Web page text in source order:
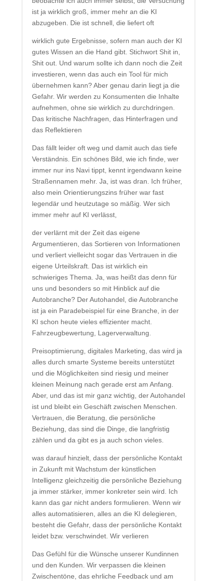
ist ja wirklich groß, immer mehr an die KI
abzugeben. Die ist schnell, die liefert oft
wirklich gute Ergebnisse, sofern man auch der KI
gutes Wissen an die Hand gibt. Stichwort Shit in,
Shit out. Und warum sollte ich dann noch die Zeit
investieren, wenn das auch ein Tool für mich
übernehmen kann? Aber genau darin liegt ja die
Gefahr. Wir werden zu Konsumenten die Inhalte
aufnehmen, ohne sie wirklich zu durchdringen.
Das kritische Nachfragen, das Hinterfragen und
das Reflektieren
Das fällt leider oft weg und damit auch das tiefe
Verständnis. Ein schönes Bild, wie ich finde, wer
immer nur ins Navi tippt, kennt irgendwann keine
Straßennamen mehr. Ja, ist was dran. Ich früher,
also mein Orientierungszins früher war fast
legendär und heutzutage so mäßig. Wer sich
immer mehr auf KI verlässt,
der verlärnt mit der Zeit das eigene
Argumentieren, das Sortieren von Informationen
und verliert vielleicht sogar das Vertrauen in die
eigene Urteilskraft. Das ist wirklich ein
schwieriges Thema. Ja, was heißt das denn für
uns und besonders so mit Hinblick auf die
Autobranche? Der Autohandel, die Autobranche
ist ja ein Paradebeispiel für eine Branche, in der
KI schon heute vieles effizienter macht.
Fahrzeugbewertung, Lagerverwaltung.
Preisoptimierung, digitales Marketing, das wird ja
alles durch smarte Systeme bereits unterstützt
und die Möglichkeiten sind riesig und meiner
kleinen Meinung nach gerade erst am Anfang.
Aber, und das ist mir ganz wichtig, der Autohandel
ist und bleibt ein Geschäft zwischen Menschen.
Vertrauen, die Beratung, die persönliche
Beziehung, das sind die Dinge, die langfristig
zählen und da gibt es ja auch schon vieles.
was darauf hinzielt, dass der persönliche Kontakt
in Zukunft mit Wachstum der künstlichen
Intelligenz gleichzeitig die persönliche Beziehung
ja immer stärker, immer konkreter sein wird. Ich
kann das gar nicht anders formulieren. Wenn wir
alles automatisieren, alles an die KI delegieren,
besteht die Gefahr, dass der persönliche Kontakt
leidet bzw. verschwindet. Wir verlieren
Das Gefühl für die Wünsche unserer Kundinnen
und den Kunden. Wir verpassen die kleinen
Zwischentöne, das ehrliche Feedback und am